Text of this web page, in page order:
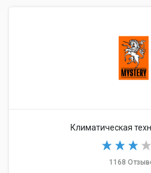
Климатическая
1168